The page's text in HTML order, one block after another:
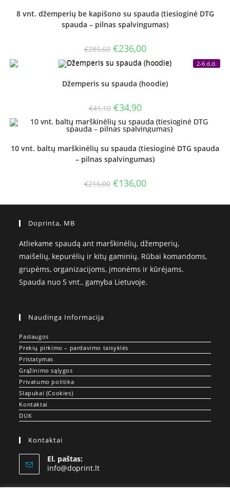
8 vnt. džemperių be kapišono su spauda (tiesioginė DTG
spauda – pilnas spalvingumas)
€285,60 Original
price
was:
€285,60.
€236,00Current
price
is:
€236,00. 2-6 d.d.
Džemperis su spauda (hoodie)
€41,10 Original
price
was:
€41,10.
€34,90Current
price
is:
€34,90.
10 vnt. baltų marškinėlių su spauda (tiesioginė DTG spauda
– pilnas spalvingumas)
€216,00 Original
price
€216,00.
€136,00Current
price
€136,00.
Doprinta, MB
Atliekame spaudą ant marškinėlių, džemperių,
maišelių, kepurėlių ir kitų gaminių. Rūbai komandoms,
grupėms, organizacijoms, įmonėms ir kūrėjams.
Spauda nuo 5 vnt., gamyba Lietuvoje.
Naudinga Informacija
Paslaugos
Prekių pirkimo – pardavimo taisyklės
Pristatymas
Grąžinimo sąlygos
Privatumo politika
Slapukai (Cookies)
Kontaktai
DUK
Kontaktai
El. paštas:
info@doprint.ltOpens
your